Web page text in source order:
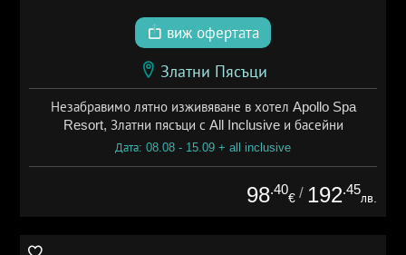
виж офертата
Златни Пясъци
Незабравимо лятно изживяване в хотел Apollo Spa
Resort, Златни пясъци с All Inclusive и басейни
Дата: 08.08 - 15.09 + all inclusive
98.40
€ / 192.45
лв.